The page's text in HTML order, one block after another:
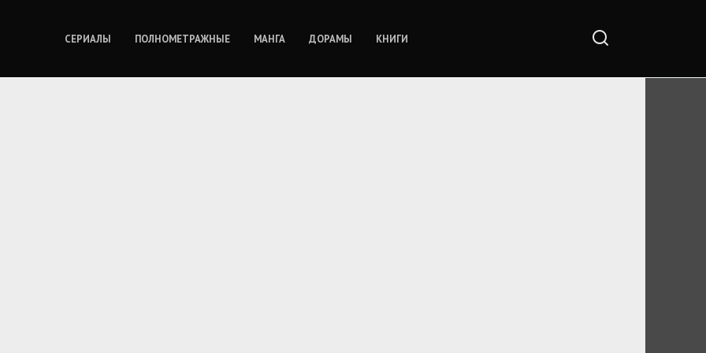
СЕРИАЛЫ ПОЛНОМЕТРАЖНЫЕ МАНГА ДОРАМЫ КНИГИ